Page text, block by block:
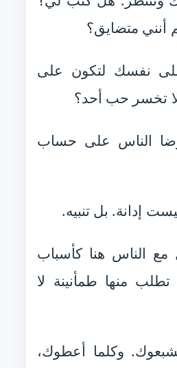
متضايق؟
نفسك لتكون على
تخسر حب أحد؟
الناس على حساب
إدانة. بل تنبيه.
مع الناس هنا كأسباب
منها طمأنينة لا
وكلما أعطوك،